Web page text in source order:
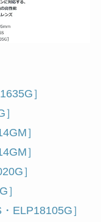
］
］
］
］
］
ELP18105G］